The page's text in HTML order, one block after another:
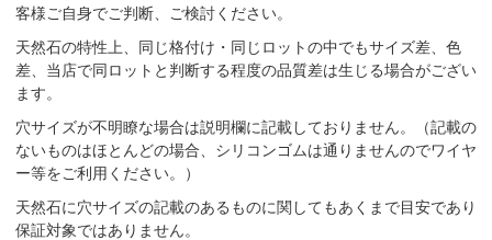
客様ご自身でご判断、ご検討ください。
天然石の特性上、同じ格付け・同じロットの中でもサイズ差、色
差、当店で同ロットと判断する程度の品質差は生じる場合がござい
ます。
穴サイズが不明瞭な場合は説明欄に記載しておりません。（記載の
ないものはほとんどの場合、シリコンゴムは通りませんのでワイヤ
ー等をご利用ください。）
天然石に穴サイズの記載のあるものに関してもあくまで目安であり
保証対象ではありません。